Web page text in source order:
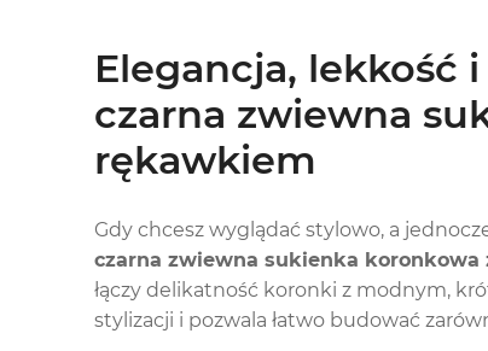
Elegancja, lekkość
czarna zwiewna
rękawkiem
Gdy chcesz wyglądać stylowo, a
czarna zwiewna sukienka
łączy delikatność koronki z modnym,
stylizacji i pozwala łatwo budować